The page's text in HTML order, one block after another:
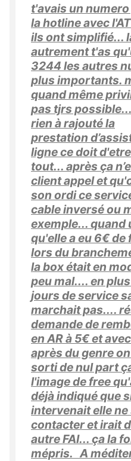
t'avais un
la hotline avec
ils ont simplifié...
autrement t'as
3244 les autres
plus importants.
quand même
pas tjrs
rien à rajouté la
prestation
ligne ce doit
tout... après ça
client appel et
son ordi ce
cable inversé ou
exemple... quand
qu'elle a eu 6€
lors du
la box était en
peu mal.... en
jours de service
marchait pas....
demande de
en AR à 5€ et
après du genre
sorti de nul part
l'image de free
déjà indiqué que
intervenait elle
contacter et irait
autre FAI... ça la
mépris. A